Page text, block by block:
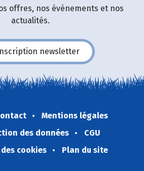
offres, nos événements et nos
actualités.
newsletter
Mentions légales
des données
CGU
cookies
Plan du site